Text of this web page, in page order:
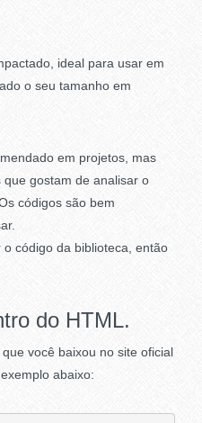
ideal para usar em
o seu tamanho em
em projetos, mas
gostam de analisar o
códigos são bem
código da biblioteca, então
do HTML.
você baixou no site oficial
abaixo: